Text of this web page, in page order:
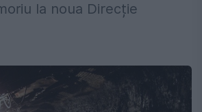
la noua Direcție